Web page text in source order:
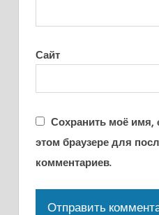
Сайт
Сохранить моё имя,
этом браузере для
комментариев.